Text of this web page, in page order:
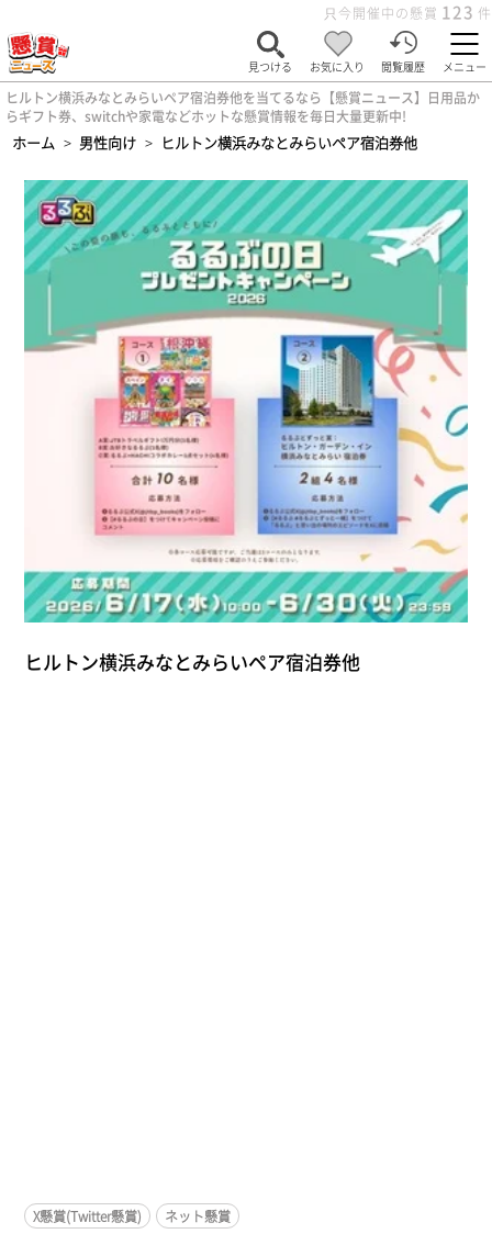
只今開催中の懸賞 123 件
見つける お気に入り 閲覧履歴 メニュー
ヒルトン横浜みなとみらいペア宿泊券他を当てるなら【懸賞ニュース】日用品か
らギフト券、switchや家電などホットな懸賞情報を毎日大量更新中!
ホーム > 男性向け > ヒルトン横浜みなとみらいペア宿泊券他
ヒルトン横浜みなとみらいペア宿泊券他
X懸賞(Twitter懸賞) ネット懸賞